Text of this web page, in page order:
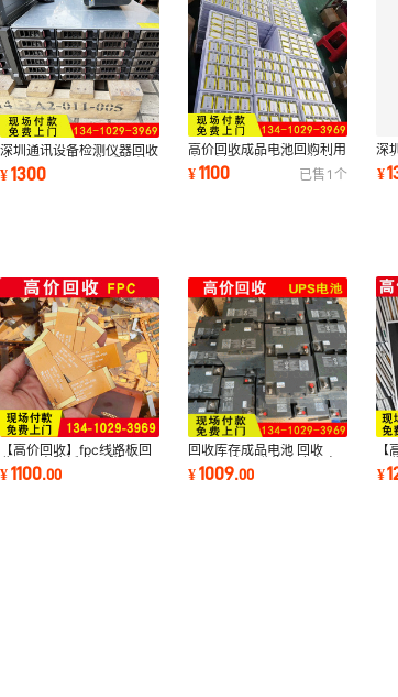
深圳通讯设备检测仪器回收
专用仪器仪表回收 手机综
合测试仪回收
¥1300
高价回收成品电池回购利用
电子料聚合物电池回收 笔
记本电池回收
¥1100 已售 1 个
深
镀
¥
【高价回收】fpc线路板回
收 pcb电路板 电子脚 全国
长期高价回收
¥1100.00
回收库存成品电池 回收
UPS电池 回收汽车底盘电
池 回收动力电池
¥1009.00
收
¥